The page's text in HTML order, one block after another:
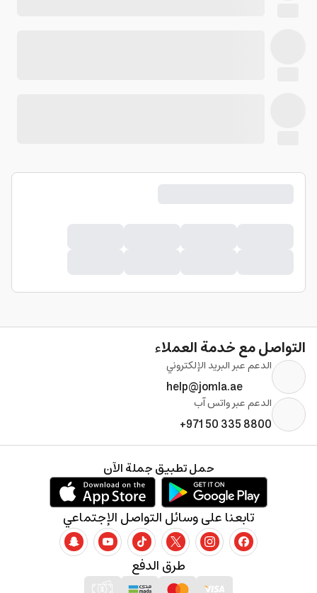
التواصل مع خدمة العملاء
الدعم عبر البريد الإلكتروني
help@jomla.ae
الدعم عبر واتس آب
+971 50 335 8800
طرق الدفع
تابعنا على وسائل التواصل الإجتماعي
حمل تطبيق جملة الآن